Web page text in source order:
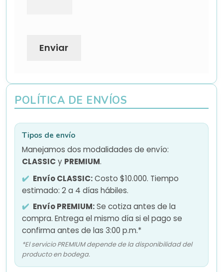
POLÍTICA DE ENVÍOS
Tipos de envío
Manejamos dos modalidades de envío:
CLASSICy PREMIUM.
Envío CLASSIC:Costo $10.000. Tiempo
estimado: 2 a 4 días hábiles.
Envío PREMIUM:Se cotiza antes de la
compra. Entrega el mismo día si el pago se
confirma antes de las 3:00 p.m.*
*El servicio PREMIUM depende de la disponibilidad del
producto en bodega.